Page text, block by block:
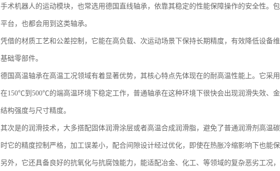
手术机器人的运动模块，也常选用德国直线轴承，依靠其稳定的性能保障操作的安全性。
平台，也都会用到这类轴承。
凭借的材质工艺和公差控制，它能在高负载、次运动场景下保持长期精度，有效降低设备
基础零部件。
德国高温轴承在高温工况领域有着显著优势，其核心特点先体现在的耐高温性能上。它采
在150℃到500℃的端高温环境下稳定工作，普通轴承在这种环境下很快会出现润滑失效、
结构强度与尺寸精度。
其次是的润滑技术，大多搭配固体润滑涂层或者高温合成润滑脂，避免了普通润滑剂高温
时它的精度控制严格，加工误差小，配合间隙设计经过优化，即使在热胀冷缩影响下也能
另外，它还具备良好的抗氧化与抗腐蚀能力，能适配冶金、化工、等领域的复杂恶劣工况